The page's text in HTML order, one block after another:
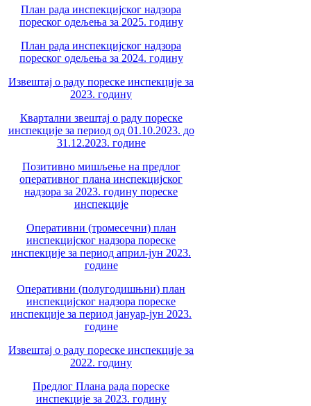
План рада инспекцијског надзора
пореског одељења за 2025. годину
План рада инспекцијског надзора
пореског одељења за 2024. годину
Извештај о раду пореске инспекције за
2023. годину
Квартални звештај о раду пореске
инспекције за период од 01.10.2023. до
31.12.2023. године
Позитивно мишљење на предлог
оперативног плана инспекцијског
надзора за 2023. годину пореске
инспекције
Оперативни (тромесечни) план
инспекцијског надзора пореске
инспекције за период април-јун 2023.
године
Оперативни (полугодишњни) план
инспекцијског надзора пореске
инспекције за период јануар-јун 2023.
године
Извештај о раду пореске инспекције за
2022. годину
Предлог Плана рада пореске
инспекције за 2023. годину